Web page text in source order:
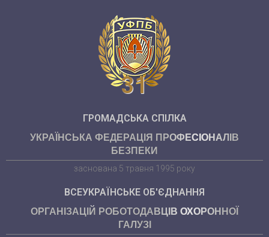
31
ГРОМАДСЬКА СПІЛКА
УКРАЇНСЬКА ФЕДЕРАЦІЯ ПРОФЕСІОНАЛІВ
БЕЗПЕКИ
заснована 5 травня 1995 року
ВСЕУКРАЇНСЬКЕ ОБ'ЄДНАННЯ
ОРГАНІЗАЦІЙ РОБОТОДАВЦІВ ОХОРОННОЇ
ГАЛУЗІ